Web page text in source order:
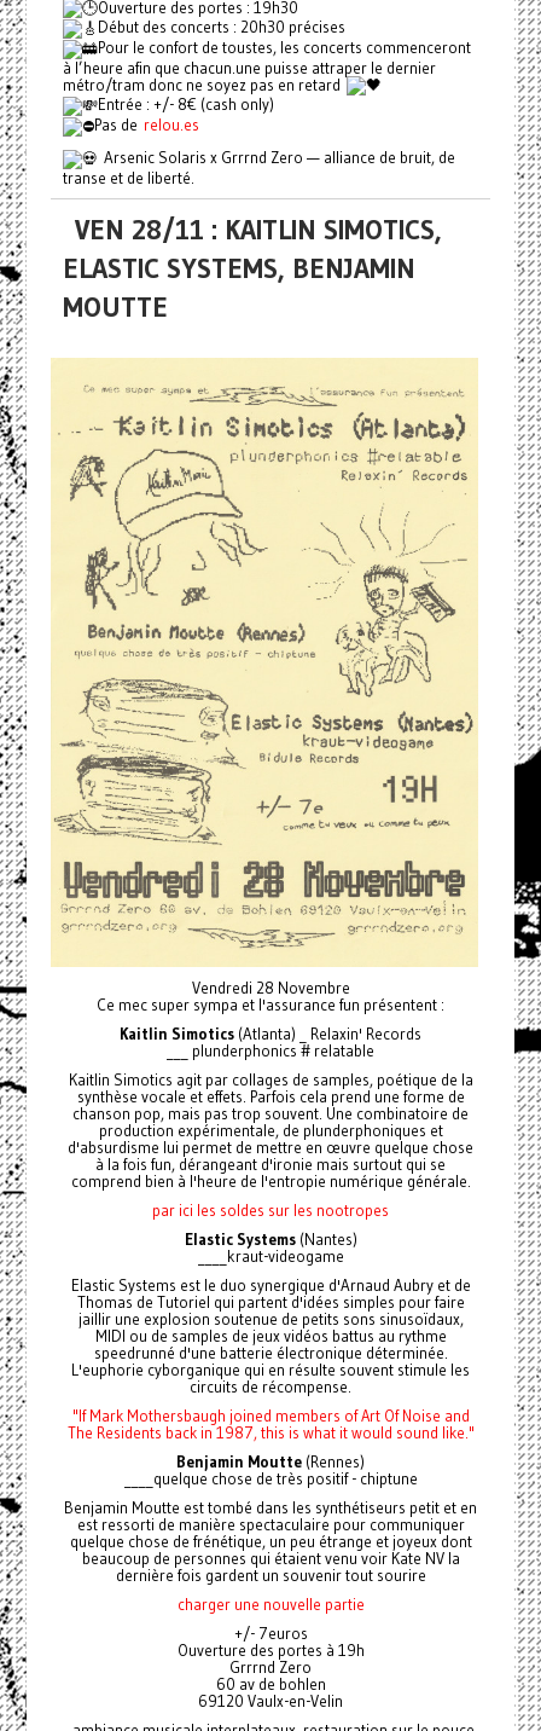
Ouverture des portes : 19h30
Début des concerts : 20h30 précises
Pour le confort de toustes, les concerts commenceront
à l’heure afin que chacun.une puisse attraper le dernier
métro/tram donc ne soyez pas en retard
Entrée : +/- 8€ (cash only)
Pas de relou.es
Arsenic Solaris x Grrrnd Zero — alliance de bruit, de
transe et de liberté.
VEN 28/11 : KAITLIN SIMOTICS,
ELASTIC SYSTEMS, BENJAMIN
MOUTTE
Vendredi 28 Novembre
Ce mec super sympa et l'assurance fun présentent :
Kaitlin Simotics (Atlanta) _ Relaxin' Records
___ plunderphonics # relatable
Kaitlin Simotics agit par collages de samples, poétique de la
synthèse vocale et effets. Parfois cela prend une forme de
chanson pop, mais pas trop souvent. Une combinatoire de
production expérimentale, de plunderphoniques et
d'absurdisme lui permet de mettre en œuvre quelque chose
à la fois fun, dérangeant d'ironie mais surtout qui se
comprend bien à l'heure de l'entropie numérique générale.
par ici les soldes sur les nootropes
Elastic Systems(Nantes)
____kraut-videogame
Elastic Systems est le duo synergique d'Arnaud Aubry et de
Thomas de Tutoriel qui partent d'idées simples pour faire
jaillir une explosion soutenue de petits sons sinusoïdaux,
MIDI ou de samples de jeux vidéos battus au rythme
speedrunné d'une batterie électronique déterminée.
L'euphorie cyborganique qui en résulte souvent stimule les
circuits de récompense.
"If Mark Mothersbaugh joined members of Art Of Noise and
The Residents back in 1987, this is what it would sound like."
Benjamin Moutte (Rennes)
____quelque chose de très positif - chiptune
Benjamin Moutte est tombé dans les synthétiseurs petit et en
est ressorti de manière spectaculaire pour communiquer
quelque chose de frénétique, un peu étrange et joyeux dont
beaucoup de personnes qui étaient venu voir Kate NV la
dernière fois gardent un souvenir tout sourire
charger une nouvelle partie
+/- 7euros
Ouverture des portes à 19h
Grrrnd Zero
60 av de bohlen
69120 Vaulx-en-Velin